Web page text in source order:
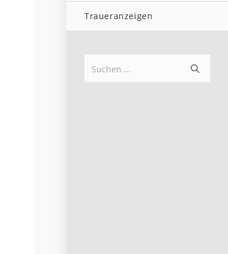
Traueranzeigen
Suchen …
starten